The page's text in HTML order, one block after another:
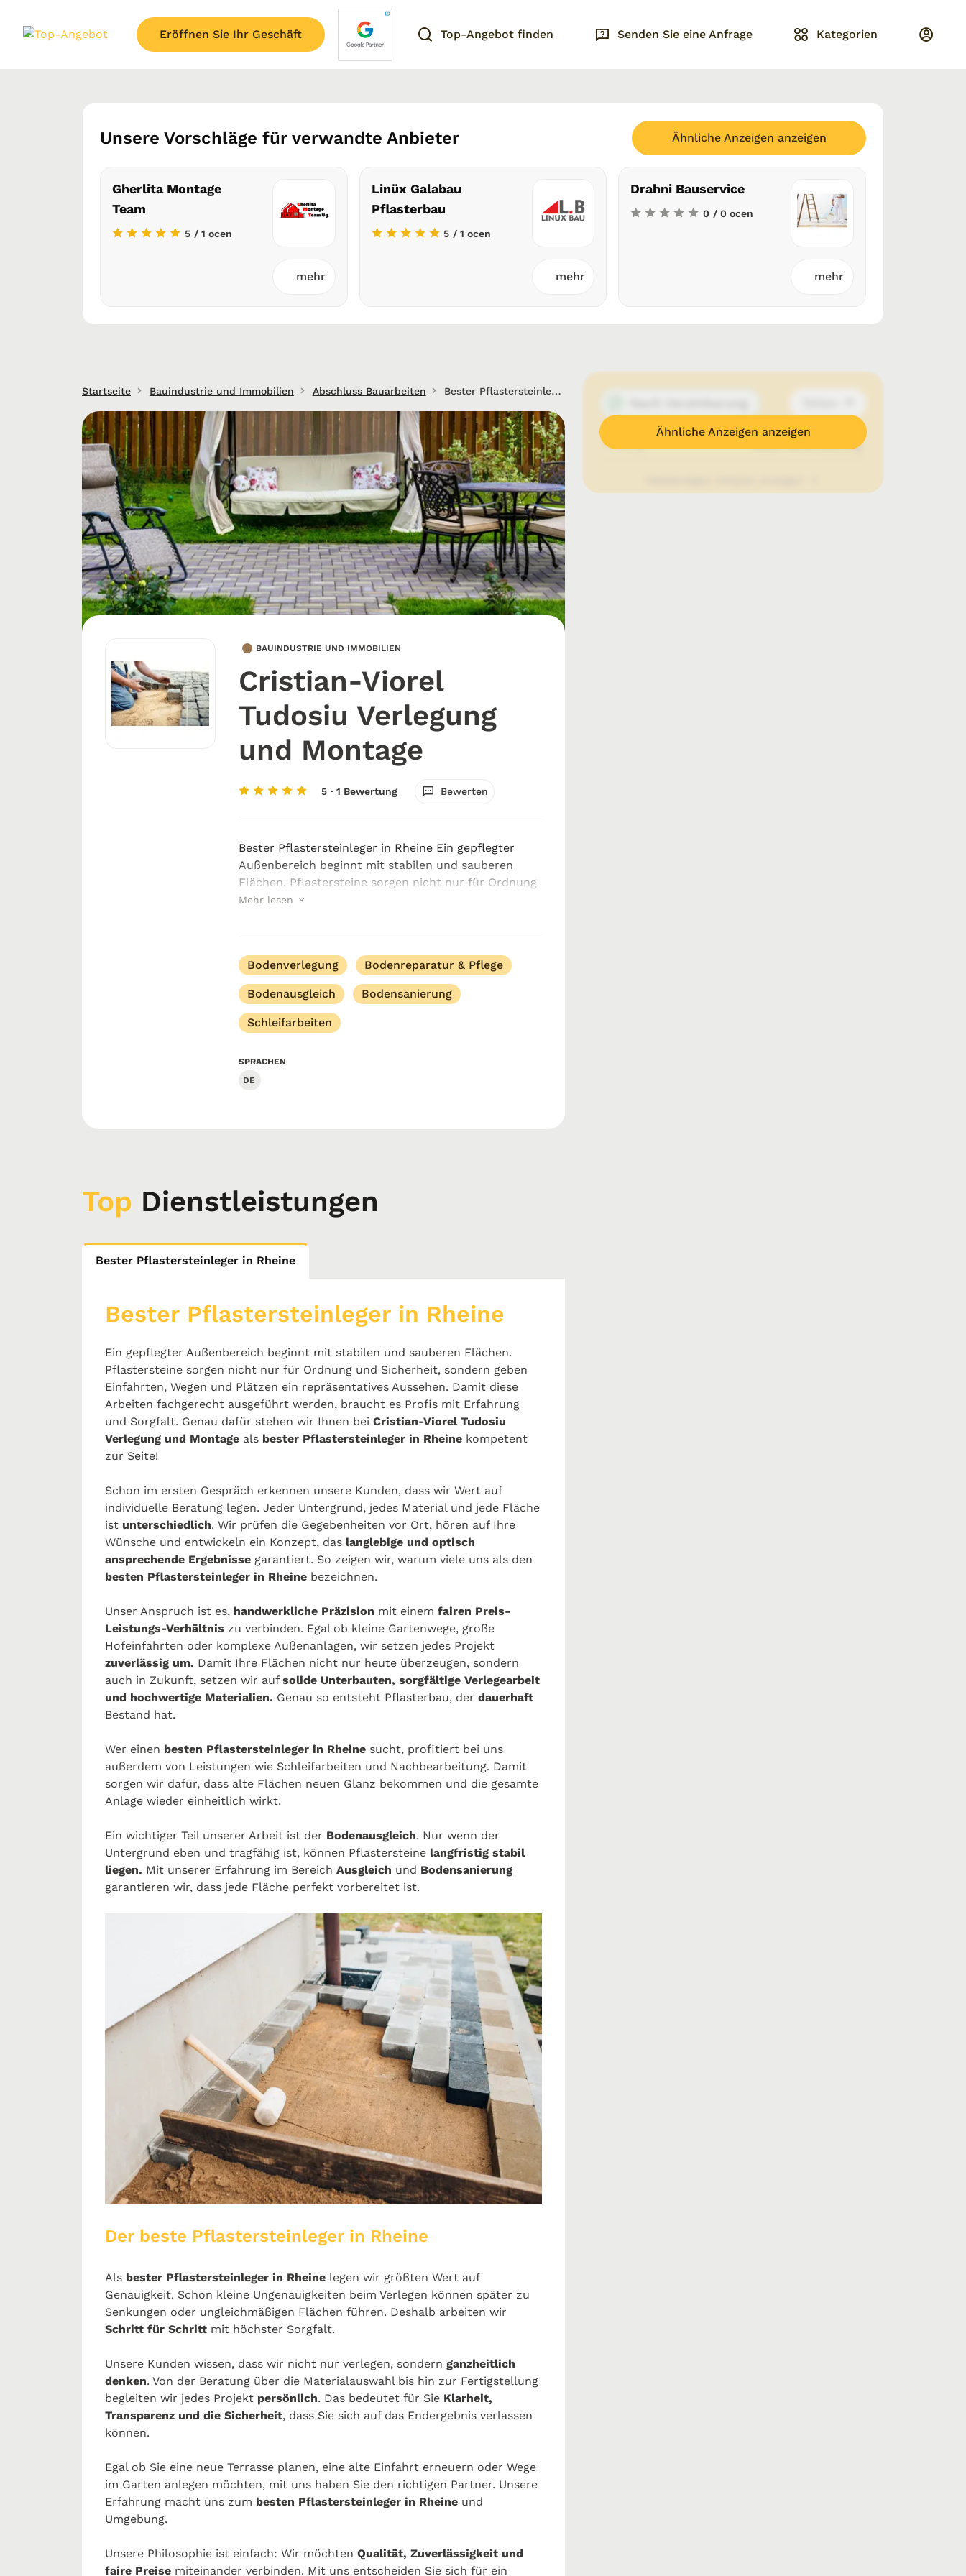
Eröffnen Sie Ihr Geschäft Top-Angebot finden Senden Sie eine Anfrage Kategorien
Unsere Vorschläge für verwandte Anbieter Ähnliche Anzeigen anzeigen
Gherlita Montage
Team
5 / 1 ocen
mehr
Linüx Galabau
Pflasterbau
5 / 1 ocen
mehr
Drahni Bauservice
0 / 0 ocen
mehr
Startseite Bauindustrie und Immobilien Abschluss Bauarbeiten Bester Pflastersteinleger in Rheine
BAUINDUSTRIE UND IMMOBILIEN
Cristian-Viorel
Tudosiu Verlegung
und Montage
5 · 1 Bewertung Bewerten
Bester Pflastersteinleger in Rheine Ein gepflegter
Außenbereich beginnt mit stabilen und sauberen
Flächen. Pflastersteine sorgen nicht nur für Ordnung
und Sicherheit, sondern geben Einfahrten, Wegen und
Mehr lesen
Bodenverlegung Bodenreparatur & Pflege
Bodenausgleich Bodensanierung
Schleifarbeiten
SPRACHEN
DE
Freitag Nach Vereinbarung
Ähnliche Anzeigen anzeigen
Top Dienstleistungen
Bester Pflastersteinleger in Rheine
Bester Pflastersteinleger in Rheine
Ein gepflegter Außenbereich beginnt mit stabilen und sauberen Flächen.
Pflastersteine sorgen nicht nur für Ordnung und Sicherheit, sondern geben
Einfahrten, Wegen und Plätzen ein repräsentatives Aussehen. Damit diese
Arbeiten fachgerecht ausgeführt werden, braucht es Profis mit Erfahrung
und Sorgfalt. Genau dafür stehen wir Ihnen bei Cristian-Viorel Tudosiu
Verlegung und Montage als bester Pflastersteinleger in Rheine kompetent
zur Seite!
Schon im ersten Gespräch erkennen unsere Kunden, dass wir Wert auf
individuelle Beratung legen. Jeder Untergrund, jedes Material und jede Fläche
ist unterschiedlich. Wir prüfen die Gegebenheiten vor Ort, hören auf Ihre
Wünsche und entwickeln ein Konzept, das langlebige und optisch
ansprechende Ergebnisse garantiert. So zeigen wir, warum viele uns als den
besten Pflastersteinleger in Rheine bezeichnen.
Unser Anspruch ist es, handwerkliche Präzision mit einem fairen Preis-
Leistungs-Verhältnis zu verbinden. Egal ob kleine Gartenwege, große
Hofeinfahrten oder komplexe Außenanlagen, wir setzen jedes Projekt
zuverlässig um. Damit Ihre Flächen nicht nur heute überzeugen, sondern
auch in Zukunft, setzen wir auf solide Unterbauten, sorgfältige Verlegearbeit
und hochwertige Materialien. Genau so entsteht Pflasterbau, der dauerhaft
Bestand hat.
Wer einen besten Pflastersteinleger in Rheine sucht, profitiert bei uns
außerdem von Leistungen wie Schleifarbeiten und Nachbearbeitung. Damit
sorgen wir dafür, dass alte Flächen neuen Glanz bekommen und die gesamte
Anlage wieder einheitlich wirkt.
Ein wichtiger Teil unserer Arbeit ist der Bodenausgleich. Nur wenn der
Untergrund eben und tragfähig ist, können Pflastersteine langfristig stabil
liegen. Mit unserer Erfahrung im Bereich Ausgleich und Bodensanierung
garantieren wir, dass jede Fläche perfekt vorbereitet ist.
Der beste Pflastersteinleger in Rheine
Als bester Pflastersteinleger in Rheine legen wir größten Wert auf
Genauigkeit. Schon kleine Ungenauigkeiten beim Verlegen können später zu
Senkungen oder ungleichmäßigen Flächen führen. Deshalb arbeiten wir
Schritt für Schritt mit höchster Sorgfalt.
Unsere Kunden wissen, dass wir nicht nur verlegen, sondern ganzheitlich
denken. Von der Beratung über die Materialauswahl bis hin zur Fertigstellung
begleiten wir jedes Projekt persönlich. Das bedeutet für Sie Klarheit,
Transparenz und die Sicherheit, dass Sie sich auf das Endergebnis verlassen
können.
Egal ob Sie eine neue Terrasse planen, eine alte Einfahrt erneuern oder Wege
im Garten anlegen möchten, mit uns haben Sie den richtigen Partner. Unsere
Erfahrung macht uns zum besten Pflastersteinleger in Rheine und
Umgebung.
Unsere Philosophie ist einfach: Wir möchten Qualität, Zuverlässigkeit und
faire Preise miteinander verbinden. Mit uns entscheiden Sie sich für ein